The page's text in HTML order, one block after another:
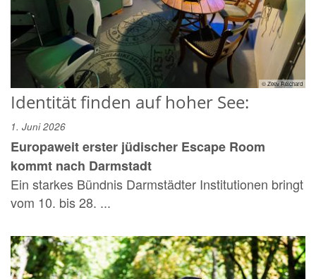
© Zeev Reichard
Identität finden auf hoher See:
1. Juni 2026
Europaweit erster jüdischer Escape Room
kommt nach Darmstadt
Ein starkes Bündnis Darmstädter Institutionen bringt
vom 10. bis 28. ...